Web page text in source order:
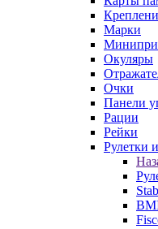
Марки
Окуляры
Очки
Панели
Рации
Рейки
Рулетки